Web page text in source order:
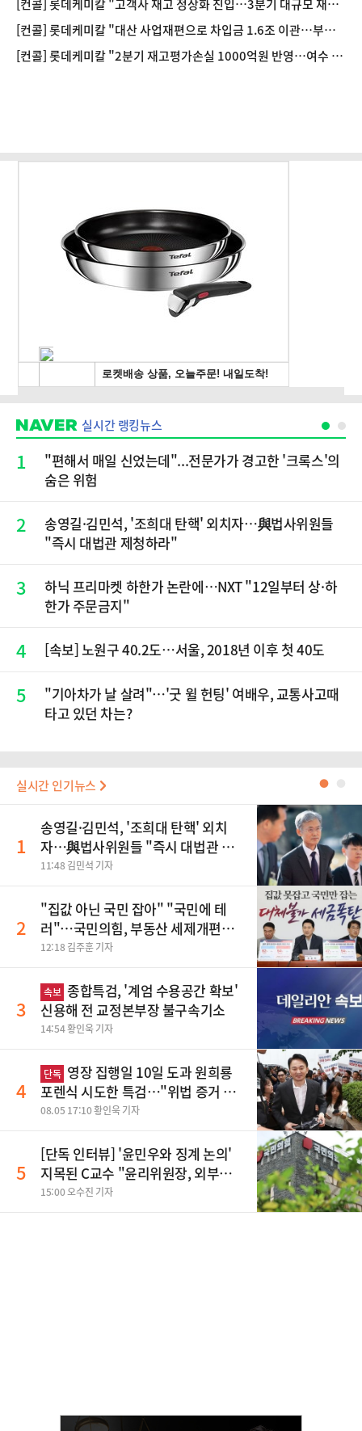
[컨콜] 롯데케미칼 "고객사 재고 정상화 진입…3분기 대규모 재고
축적 가능성 제한적"
[컨콜] 롯데케미칼 "대산 사업재편으로 차입금 1.6조 이관…부채
비율 감소 기대"
[컨콜] 롯데케미칼 "2분기 재고평가손실 1000억원 반영…여수 정
실시간 랭킹뉴스
1
"편해서 매일 신었는데"...전문가가 경고한 '크록스'의
숨은 위험
2
송영길·김민석, '조희대 탄핵' 외치자…與법사위원들
"즉시 대법관 제청하라"
3
하닉 프리마켓 하한가 논란에…NXT "12일부터 상·하
한가 주문금지"
4 [속보] 노원구 40.2도…서울, 2018년 이후 첫 40도
5
"기아차가 날 살려"…'굿 윌 헌팅' 여배우, 교통사고때
타고 있던 차는?
실시간 인기뉴스 ●
1
송영길·김민석, '조희대 탄핵' 외치
자…與법사위원들 "즉시 대법관 제
청하라"
11:48 김민석 기자
2
"집값 아닌 국민 잡아" "국민에 테
러"…국민의힘, 부동산 세제개편안
맹폭
12:18 김주훈 기자
3
속보 종합특검, '계엄 수용공간 확보'
신용해 전 교정본부장 불구속기소
14:54 황인욱 기자
4
단독 영장 집행일 10일 도과 원희룡
포렌식 시도한 특검…"위법 증거 수
집" 지적
08.05 17:10 황인욱 기자
5
[단독 인터뷰] '윤민우와 징계 논의'
지목된 C교수 "윤리위원장, 외부와
논의 잘못된 행위"
15:00 오수진 기자